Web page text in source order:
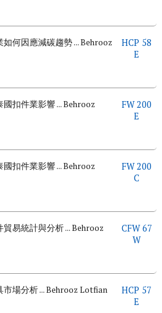
何因應減碳趨勢 ... Behrooz
HCP 58
E
扣件業影響 ... Behrooz
FW 200
E
扣件業影響 ... Behrooz
FW 200
C
易統計與分析 ... Behrooz
CFW 67
W
場分析 ... Behrooz Lotfian
HCP 57
E